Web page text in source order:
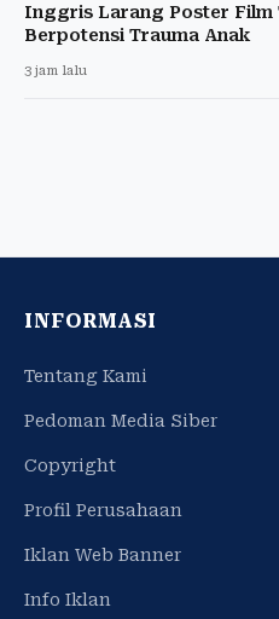
Inggris Larang Poster Film
Berpotensi Trauma Anak
3 jam lalu
INFORMASI
Tentang Kami
Pedoman Media Siber
Copyright
Profil Perusahaan
Iklan Web Banner
Info Iklan